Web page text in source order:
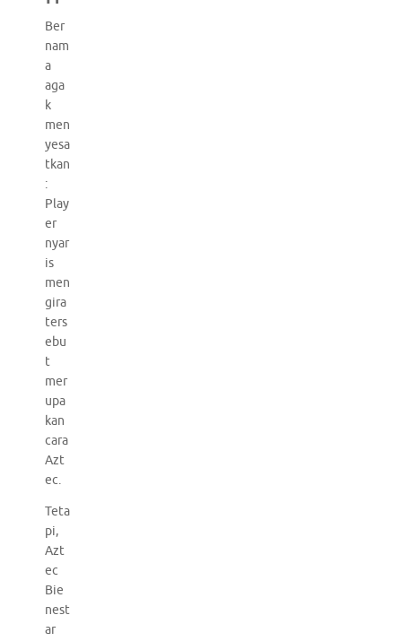
Ber
nam
a
aga
k
men
yesa
tkan
:
Play
er
nyar
is
men
gira
ters
ebu
t
mer
upa
kan
cara
Azt
ec.
Teta
pi,
Azt
ec
Bie
nest
ar